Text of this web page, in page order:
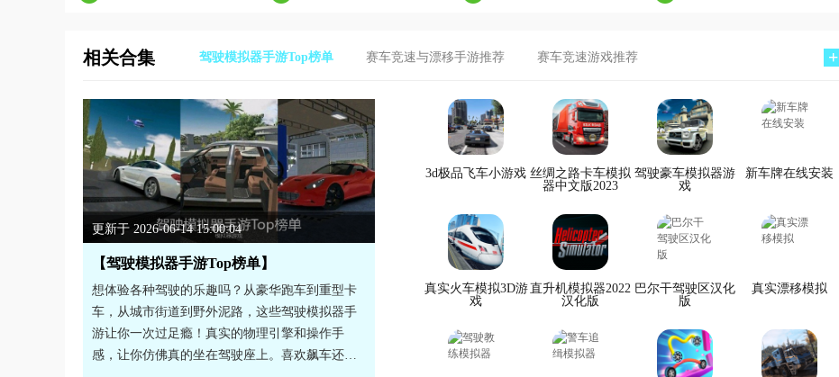
相关合集 驾驶模拟器手游Top榜单 赛车竞速与漂移手游推荐 赛车竞速游戏推荐 +
更新于 2026-06-14 15:00:04
【驾驶模拟器手游Top榜单】
想体验各种驾驶的乐趣吗？从豪华跑车到重型卡
车，从城市街道到野外泥路，这些驾驶模拟器手
游让你一次过足瘾！真实的物理引擎和操作手
感，让你仿佛真的坐在驾驶座上。喜欢飙车还是
3d极品飞车小游戏 丝绸之路卡车模拟
器中文版2023
驾驶豪车模拟器游
戏
新车牌在线安装
真实火车模拟3D游
戏
直升机模拟器2022
汉化版
巴尔干驾驶区汉化
版
真实漂移模拟